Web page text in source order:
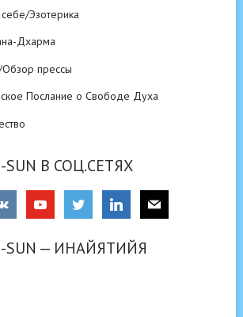
Эзотерика
Дхарма
Обзор прессы
Послание о Свободе Духа
SUN В СОЦ.СЕТЯХ
SUN — ИНАЙЯТИЙЯ